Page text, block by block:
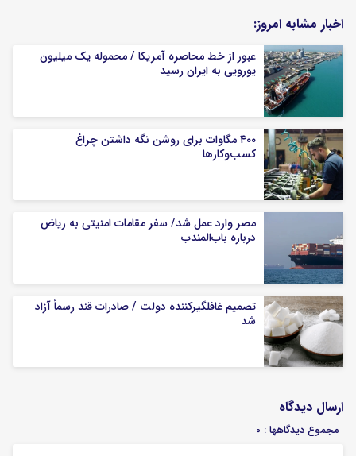
اخبار مشابه امروز:
عبور از خط محاصره آمریکا / محموله یک میلیون
یورویی به ایران رسید
۴۰۰ مگاوات برای روشن نگه داشتن چراغ
کسب‌وکار‌ها
مصر وارد عمل شد/ سفر مقامات امنیتی به ریاض
درباره باب‌المندب
تصمیم غافلگیرکننده دولت / صادرات قند رسماً آزاد
شد
ارسال دیدگاه
مجموع دیدگاهها : 0